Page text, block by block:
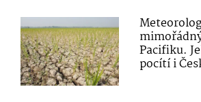
Pacifiku.
pocítí i